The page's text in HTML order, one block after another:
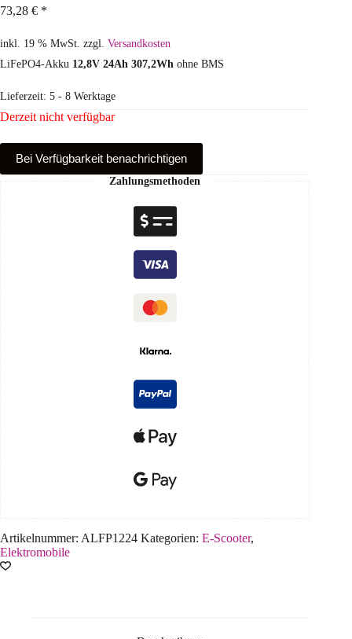
73,28 € *
inkl. 19 % MwSt. zzgl. Versandkosten
LiFePO4-Akku 12,8V 24Ah 307,2Wh ohne BMS
Lieferzeit: 5 - 8 Werktage
Derzeit nicht verfügbar
Bei Verfüg­barkeit benachrichtigen
Zahlungsmethoden
Artikelnummer: ALFP1224 Kategorien: E-Scooter,
Elektromobile